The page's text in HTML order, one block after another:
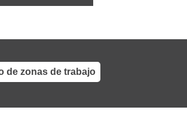
de zonas de trabajo